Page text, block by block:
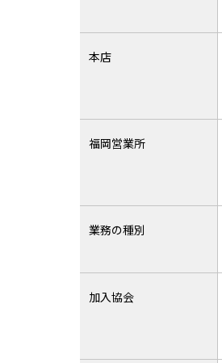
本店
福岡営業所
業務の種別
加入協会